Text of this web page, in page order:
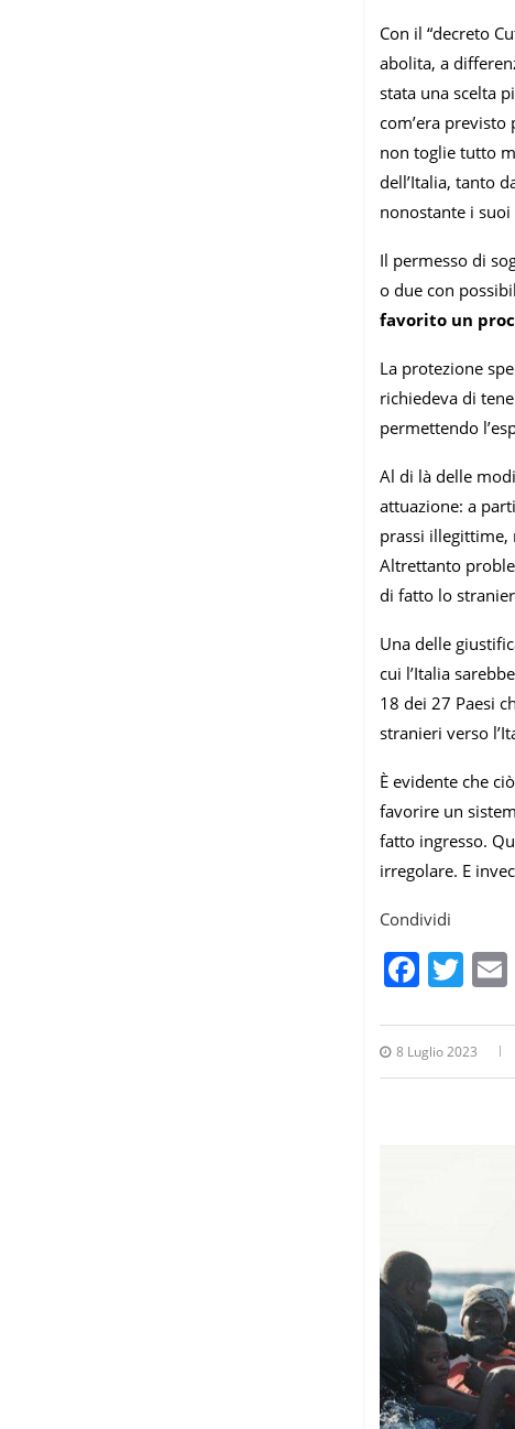
Con il “decreto
abolita, a
stata una scelta
com’era
non toglie tutto
dell’Italia, tanto
nonostante i
Il permesso di
o due con
favorito un
La protezione
richiedeva di
permettendo
Al di là delle
attuazione: a
prassi illegittime,
Altrettanto
di fatto lo
Una delle
cui l’Italia
18 dei 27 Paesi
stranieri verso
È evidente che
favorire un
fatto ingresso.
irregolare. E
Condividi
8 Luglio 2023